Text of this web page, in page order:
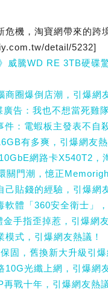
危機，淘寶網帶來的跨
detail/5232]
威騰WD RE 3TB硬碟
商圈爆倒店潮，引爆網
告：我也不想當死雞
：電蝦板主發表不自
有多爽，引爆網友熱
網路卡X540T2，
關門潮，憶正
己貼錢的經驗，引爆網
軟體「360安全衛士」
手指歪掉惹，引爆網
模式，引爆網友熱議！
固，舊換新大升級引爆
10G光纖上網，引爆網
戰十年，引爆網友熱議